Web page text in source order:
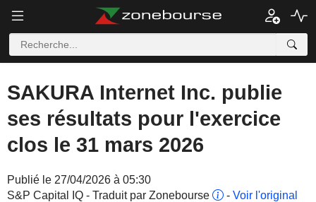
SAKURA Internet Inc. publie
ses résultats pour l'exercice
clos le 31 mars 2026
Publié le 27/04/2026 à 05:30
S&P Capital IQ - Traduit par Zonebourse
- Voir l'original